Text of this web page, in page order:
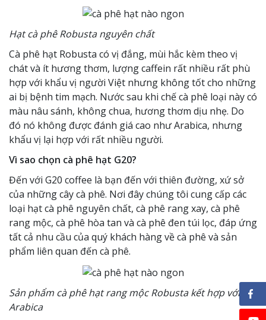
Hạt cà phê Robusta nguyên chất
Cà phê hạt Robusta có vị đắng, mùi hắc kèm theo vị
chát và ít hương thơm, lượng caffein rất nhiều rất phù
hợp với khẩu vị người Việt nhưng không tốt cho những
ai bị bệnh tim mạch. Nước sau khi chế cà phê loại này có
màu nâu sánh, không chua, hương thơm dịu nhẹ. Do
đó nó không được đánh giá cao như Arabica, nhưng
khẩu vị lại hợp với rất nhiều người.
Vì sao chọn cà phê hạt G20?
Đến với G20 coffee là bạn đến với thiên đường, xứ sở
của những cây cà phê. Nơi đây chúng tôi cung cấp các
loại hạt cà phê nguyên chất, cà phê rang xay, cà phê
rang mộc, cà phê hòa tan và cà phê đen túi lọc, đáp ứng
tất cả nhu cầu của quý khách hàng về cà phê và sản
phẩm liên quan đến cà phê.
Sản phẩm cà phê hạt rang mộc Robusta kết hợp với
Arabica